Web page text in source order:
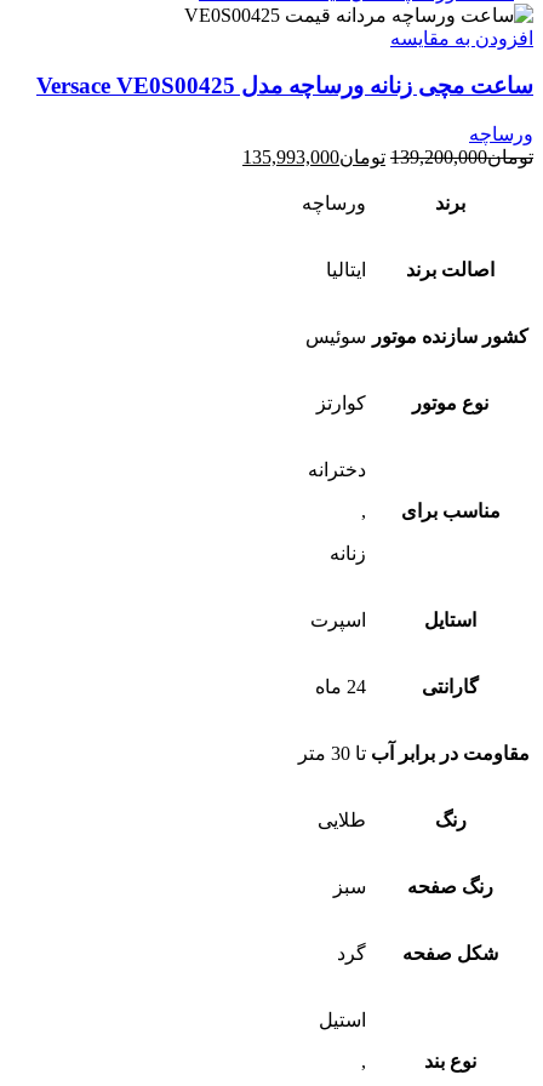
افزودن به مقایسه
ساعت مچی زنانه ورساچه مدل Versace VE0S00425
ورساچه
تومان139,200,000 قیمت
تومان139,200,000
تومان135,993,000
برند ورساچه
اصالت برند ایتالیا
کشور سازنده موتور سوئیس
نوع موتور کوارتز
مناسب برای
دخترانه
,
زنانه
استایل اسپرت
گارانتی 24 ماه
مقاومت در برابر آب تا 30 متر
رنگ طلایی
رنگ صفحه سبز
شکل صفحه گرد
نوع بند
استیل
,